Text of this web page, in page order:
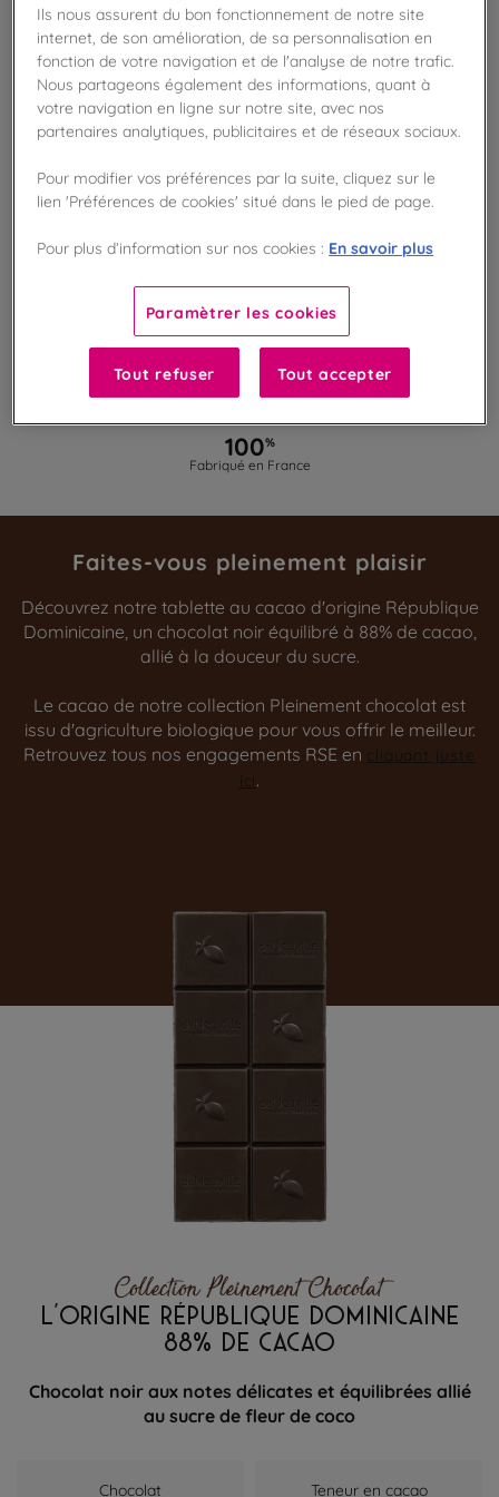
AJOUTER AU PANIER
Disponible en boutique !
Vérifier la disponibilité en magasin
Frais de port offert
dès 50€ d'achat
Gagnez 5 points de fidélité !
Liste des ingrédients et allergènes
100%
Fabriqué en France
Faites-vous pleinement plaisir
Découvrez notre tablette au cacao d'origine République
Dominicaine, un chocolat noir équilibré à 88% de cacao,
allié à la douceur du sucre.
Le cacao de notre collection Pleinement chocolat est
issu d'agriculture biologique pour vous offrir le meilleur.
Retrouvez tous nos engagements RSE en
cliquant juste
ici.
Collection Pleinement Chocolat
L'ORIGINE RÉPUBLIQUE DOMINICAINE
88% DE CACAO
Chocolat noir aux notes délicates et équilibrées allié
au sucre de fleur de coco
Chocolat Teneur en cacao
Ils nous assurent du bon fonctionnement de notre site
internet, de son amélioration, de sa personnalisation en
fonction de votre navigation et de l'analyse de notre trafic.
Nous partageons également des informations, quant à
votre navigation en ligne sur notre site, avec nos
partenaires analytiques, publicitaires et de réseaux sociaux.
Pour modifier vos préférences par la suite, cliquez sur le
lien 'Préférences de cookies' situé dans le pied de page.
Pour plus d’information sur nos cookies : En savoir plus
Paramètrer les cookies
Tout refuser Tout accepter